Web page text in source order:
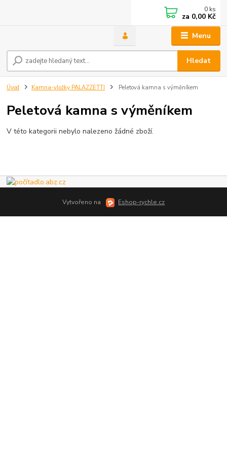
Menu
Hledat
0 ks
za 0,00 Kč
Úvod Kamna-vložky PALAZZETTI Peletová kamna s výměníkem
Peletová kamna s výměníkem
V této kategorii nebylo nalezeno žádné zboží.
Vytvořeno na Eshop-rychle.cz